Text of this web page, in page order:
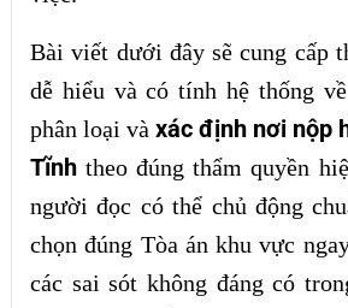
Bài viết dưới đây sẽ cung cấp
dễ hiểu và có tính hệ thống
phân loại và xác định nơi nộp
Tĩnhtheo đúng thẩm quyền
người đọc có thể chủ động
chọn đúng Tòa án khu vực
các sai sót không đáng có